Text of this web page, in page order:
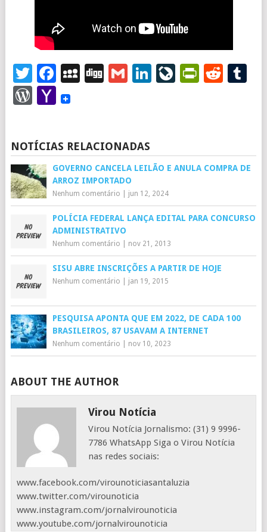
Twitter
Facebook
MySpace
DiggGmailLinkedIn
WordPress
Yahoo
NOTÍCIAS RELACIONADAS
GOVERNO CANCELA LEILÃO E ANULA COMPRA DE
ARROZ IMPORTADO
Nenhum comentário jun 12, 2024
POLÍCIA FEDERAL LANÇA EDITAL PARA CONCURSO
ADMINISTRATIVO
Nenhum comentário nov 21, 2013
SISU ABRE INSCRIÇÕES A PARTIR DE HOJE
Nenhum comentário jan 19, 2015
PESQUISA APONTA QUE EM 2022, DE CADA 100
BRASILEIROS, 87 USAVAM A INTERNET
Nenhum comentário nov 10, 2023
ABOUT THE AUTHOR
Virou Notícia
Virou Notícia Jornalismo: (31) 9 9996-
7786 WhatsApp Siga o Virou Notícia
nas redes sociais:
www.facebook.com/virounoticiasantaluzia
www.twitter.com/virounoticia
www.instagram.com/jornalvirounoticia
www.youtube.com/jornalvirounoticia